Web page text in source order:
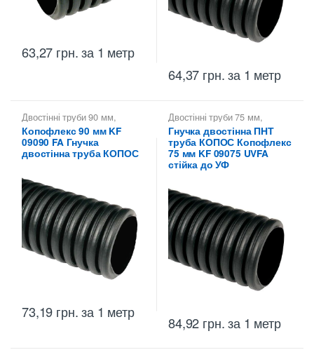
63,27 грн. за 1 метр
64,37 грн. за 1 метр
Двостінні труби 90 мм,
Двостінні труби для
прокладки кабелю в землі
Копофлекс КОПОС — гнучкі
двостінні труби,Труби
двостінні KOPOS -
Копофлекс 90 мм KF
09090 FA Гнучка
двостінна труба КОПОС
73,19 грн. за 1 метр
Двостінні труби 75 мм,
Копофлекс КОПОС — гнучкі
двостінні труби,Труби
двостінні KOPOS -
Копофлекс Коподур
Гнучка двостінна ПНТ
труба КОПОС Копофлекс
75 мм KF 09075 UVFA
стійка до УФ
84,92 грн. за 1 метр